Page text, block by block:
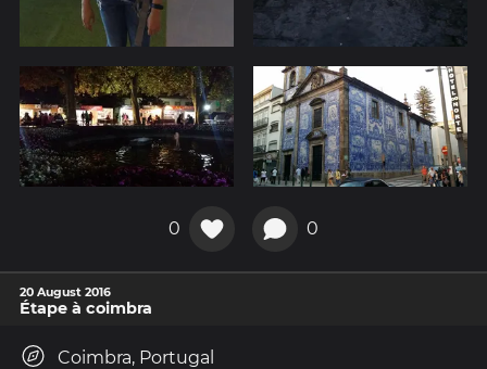
0 0
20 August 2016
Étape à coimbra
Coimbra, Portugal